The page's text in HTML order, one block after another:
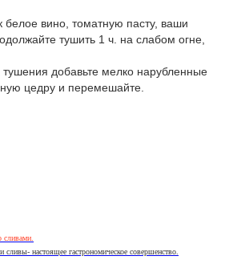
белое вино, томатную пасту, ваши
тушить 1 ч. на слабом огне,
добавьте мелко нарубленные
цедру и перемешайте.
сливами.
сливы- настоящее гастрономическое совершенство.